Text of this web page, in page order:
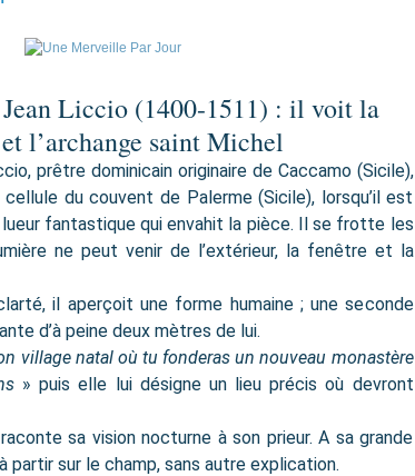
Liccio (1400-1511) : il voit la
l’archange saint Michel
prêtre dominicain originaire de Caccamo (Sicile),
du couvent de Palerme (Sicile), lorsqu’il est
fantastique qui envahit la pièce. Il se frotte les
ne peut venir de l’extérieur, la fenêtre et la
il aperçoit une forme humaine ; une seconde
d’à peine deux mètres de lui.
village natal où tu fonderas un nouveau monastère
» puis elle lui désigne un lieu précis où devront
sa vision nocturne à son prieur. A sa grande
partir sur le champ, sans autre explication.